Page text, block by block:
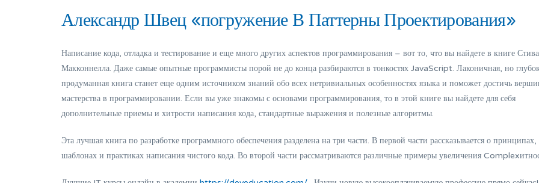
Александр Швец «погружение В Паттерны Проектирования»
Написание кода, отладка и тестирование и еще много других аспектов программирования – вот то, что вы найдете в книге Стива
Макконнелла. Даже самые опытные программисты порой не до конца разбираются в тонкостях JavaScript. Лаконичная, но
продуманная книга станет еще одним источником знаний обо всех нетривиальных особенностях языка и поможет достичь
мастерства в программировании. Если вы уже знакомы с основами программирования, то в этой книге вы найдете для себя
дополнительные приемы и хитрости написания кода, стандартные выражения и полезные алгоритмы.
Эта лучшая книга по разработке программного обеспечения разделена на три части. В первой части рассказывается о принципах,
шаблонах и практиках написания чистого кода. Во второй части рассматриваются различные примеры увеличения